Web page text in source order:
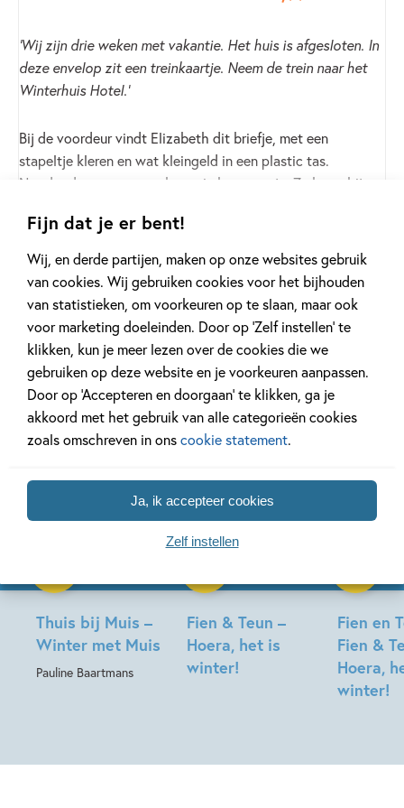
Fijn dat je er bent!
Wij, en derde partijen, maken op onze websites gebruik
van cookies. Wij gebruiken cookies voor het bijhouden
van statistieken, om voorkeuren op te slaan, maar ook
voor marketing doeleinden. Door op ‘Zelf instellen’ te
klikken, kun je meer lezen over de cookies die we
gebruiken op deze website en je voorkeuren aanpassen.
Door op ‘Accepteren en doorgaan’ te klikken, ga je
akkoord met het gebruik van alle categorieën cookies
zoals omschreven in onscookie statement.
Ja, ik accepteer cookies
Zelf instellen
‘Wij zijn drie weken met vakantie. Het huis is afgesloten. In
deze envelop zit een treinkaartje. Neem de trein naar het
Winterhuis Hotel.’
Bij de voordeur vindt Elizabeth dit briefje, met een
stapeltje kleren en wat kleingeld in een plastic tas.
Noodgedwongen vertrekt ze, in haar eentje. Ze komt bij
snoepkeuken, een filmzaal, een meer om op te schaatsen en
de grootste bibliotheek die ze ooit heeft gezien. Daar
geldt maar één verbod. En daar vindt Elizabeth een oud,
geheimzinnig boek waarin letters verschijnen die alleen zij
kan zien. Er rust een vloek op Winterhuis Hotel en
Elizabeth is misschien wel de enige die de vloek kan
opheffen.
Lees meer
Winterse voorleespret
Thuis bij Muis –
Winter met Muis
Pauline Baartmans
Fien & Teun –
Hoera, het is
winter!
Luisterboek
Fien en
Fien &
Hoera,
winter!